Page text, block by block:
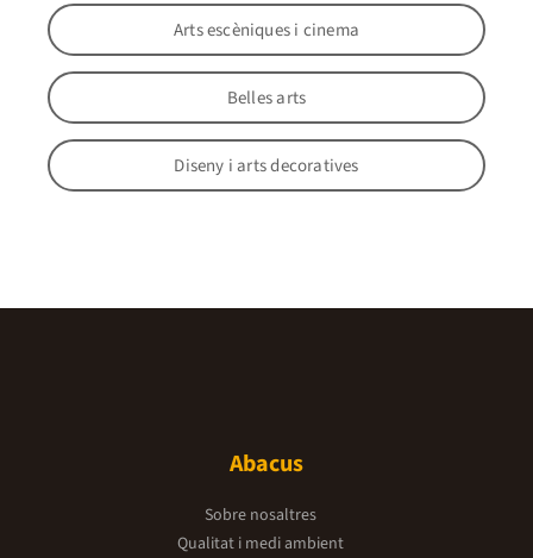
Arts escèniques i cinema
Belles arts
Diseny i arts decoratives
Abacus
Sobre nosaltres
Qualitat i medi ambient